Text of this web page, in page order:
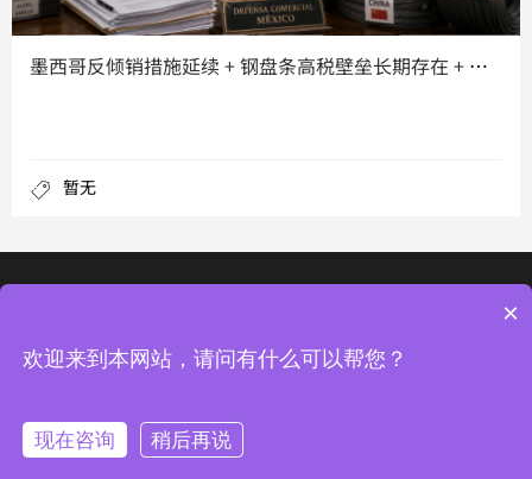
墨西哥反倾销措施延续 + 钢盘条高税壁垒长期存在 + 第三国
暂无

×
欢迎来到本网站，请问有什么可以帮您？
现在咨询 稍后再说